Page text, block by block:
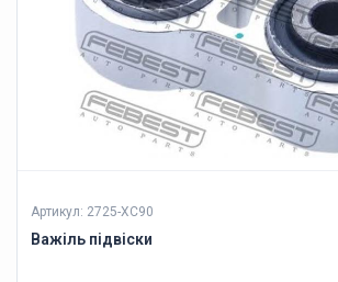
Артикул: 2725-XC90
Важіль підвіски